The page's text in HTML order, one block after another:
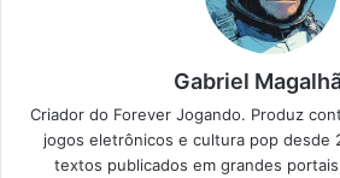
Gabriel
Criador do Forever Jogando. Produz
jogos eletrônicos e cultura pop desde
textos publicados em grandes